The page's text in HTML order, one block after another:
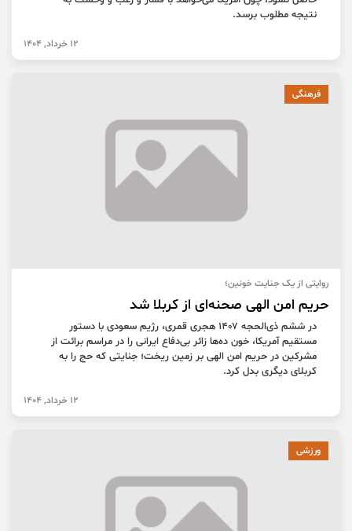
نتیجه مطلوب برسد.
12 خرداد, 1404
فرهنگی
روایتی از یک جنایت خونین؛
حریم امن الهی صحنه‌ای از کربلا شد
در ششم ذی‌الحجه ۱۴۰۷ هجری قمری، رژیم سعودی با دستور
مستقیم آمریکا، خون ده‌ها زائر بی‌دفاع ایرانی را در مراسم برائت از
مشرکین در حریم امن الهی بر زمین ریخت؛ جنایتی که حج را به
کربلای دیگری بدل کرد.
12 خرداد, 1404
ورزشی